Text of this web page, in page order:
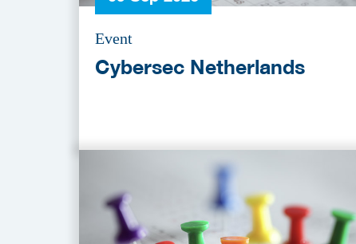
Event
Cybersec Netherlands